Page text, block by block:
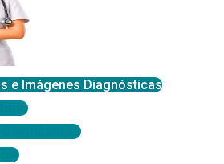
e Imágenes Diagnósticas
Diagnósticas